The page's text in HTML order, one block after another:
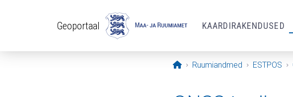
Geoportaal KAARDIRAKENDUSED
Avaleht
Ruumiandmed ESTPOS